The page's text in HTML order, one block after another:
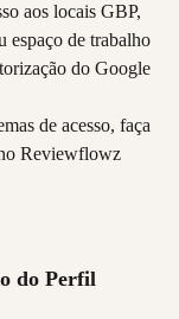
aos locais GBP,
espaço de trabalho
do Google
de acesso, faça
Reviewflowz
do Perfil